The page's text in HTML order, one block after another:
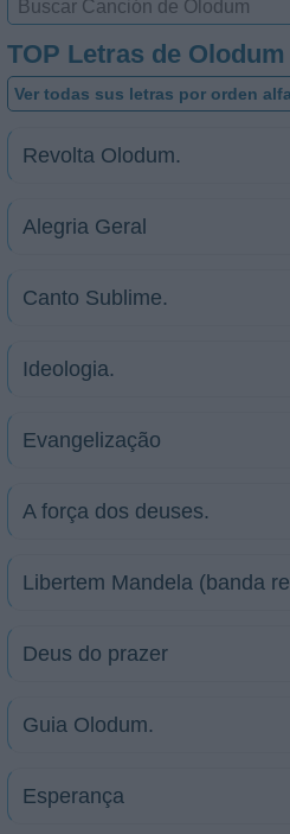
TOP Letras de Olodum
Ver todas sus letras por orden
Revolta Olodum.
Alegria Geral
Canto Sublime.
Ideologia.
Evangelização
A força dos deuses.
Libertem Mandela (banda
Deus do prazer
Guia Olodum.
Esperança